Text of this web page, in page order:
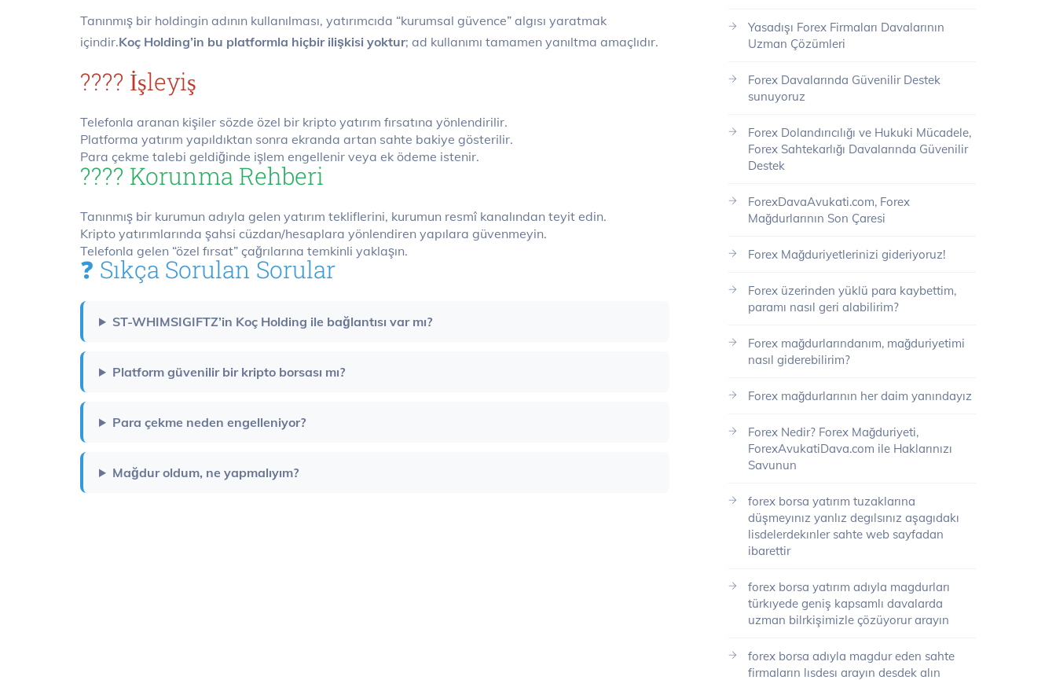
Tanınmış bir holdingin adının kullanılması, yatırımcıda “kurumsal güvence” algısı yaratmak
içindir.Koç Holding’in bu platformla hiçbir ilişkisi yoktur; ad kullanımı tamamen yanıltma amaçlıdır.
???? İşleyiş
Telefonla aranan kişiler sözde özel bir kripto yatırım fırsatına yönlendirilir.
Platforma yatırım yapıldıktan sonra ekranda artan sahte bakiye gösterilir.
Para çekme talebi geldiğinde işlem engellenir veya ek ödeme istenir.
????️ Korunma Rehberi
Tanınmış bir kurumun adıyla gelen yatırım tekliflerini, kurumun resmî kanalından teyit edin.
Kripto yatırımlarında şahsi cüzdan/hesaplara yönlendiren yapılara güvenmeyin.
Telefonla gelen “özel fırsat” çağrılarına temkinli yaklaşın.
❓ Sıkça Sorulan Sorular
ST-WHIMSIGIFTZ’in Koç Holding ile bağlantısı var mı?
Platform güvenilir bir kripto borsası mı?
Para çekme neden engelleniyor?
Mağdur oldum, ne yapmalıyım?
Yasadışı Forex Firmaları Davalarının
Uzman Çözümleri
Forex Davalarında Güvenilir Destek
sunuyoruz
Forex Dolandırıcılığı ve Hukuki Mücadele,
Forex Sahtekarlığı Davalarında Güvenilir
Destek
ForexDavaAvukati.com, Forex
Mağdurlarının Son Çaresi
Forex Mağduriyetlerinizi gideriyoruz!
Forex üzerinden yüklü para kaybettim,
paramı nasıl geri alabilirim?
Forex mağdurlarındanım, mağduriyetimi
nasıl giderebilirim?
Forex mağdurlarının her daim yanındayız
Forex Nedir? Forex Mağduriyeti,
ForexAvukatiDava.com ile Haklarınızı
Savunun
forex borsa yatırım tuzaklarına
düşmeyınız yanlız degılsınız aşagıdakı
lisdelerdekınler sahte web sayfadan
ibarettir
forex borsa yatırım adıyla magdurları
türkıyede geniş kapsamlı davalarda
uzman bilrkişimizle çözüyorur arayın
forex borsa adıyla magdur eden sahte
firmaların lısdesı arayın desdek alın